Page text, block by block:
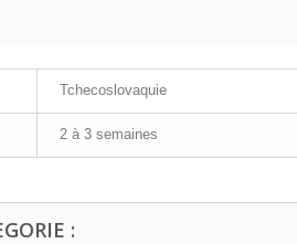
Tchecoslovaquie
2 à 3 semaines
: